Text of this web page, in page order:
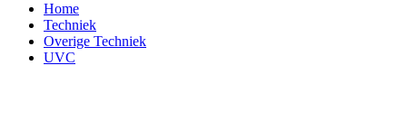
Home
Techniek
Overige Techniek
UVC